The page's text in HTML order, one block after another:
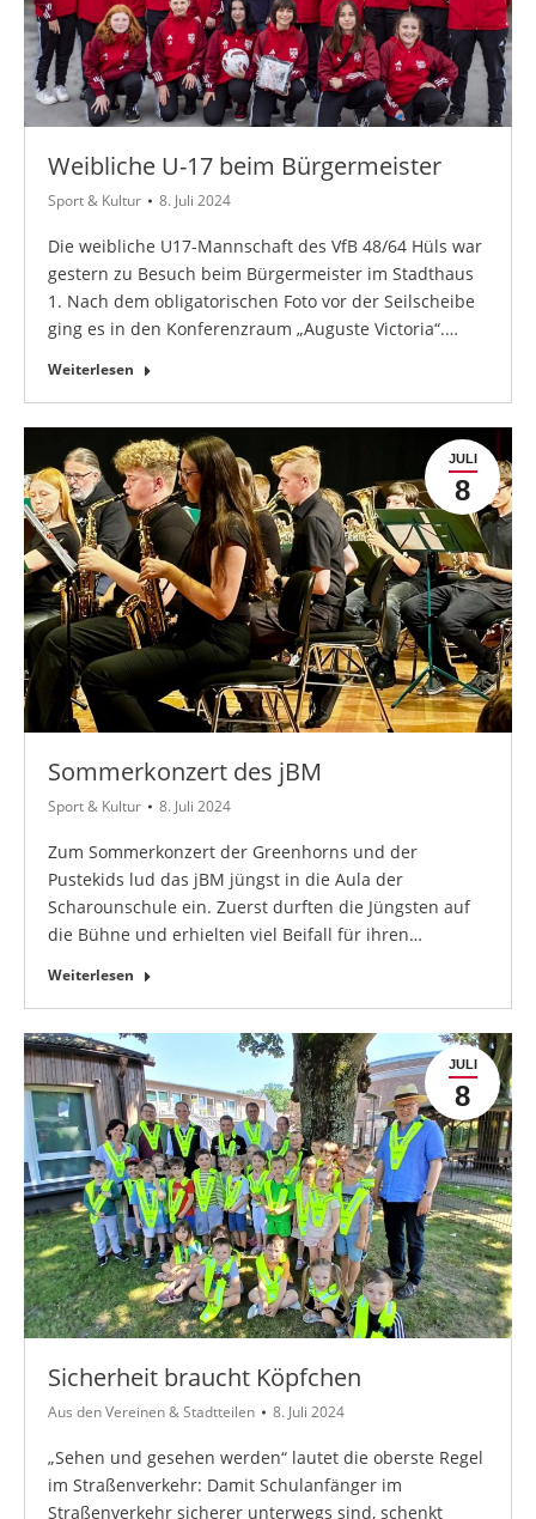
Weibliche U-17 beim Bürgermeister
Sport & Kultur 8. Juli 2024
Die weibliche U17-Mannschaft des VfB 48/64 Hüls war
gestern zu Besuch beim Bürgermeister im Stadthaus
1. Nach dem obligatorischen Foto vor der Seilscheibe
ging es in den Konferenzraum „Auguste Victoria“.…
Weiterlesen
JULI
8
Sommerkonzert des jBM
Sport & Kultur 8. Juli 2024
Zum Sommerkonzert der Greenhorns und der
Pustekids lud das jBM jüngst in die Aula der
Scharounschule ein. Zuerst durften die Jüngsten auf
die Bühne und erhielten viel Beifall für ihren…
Weiterlesen
JULI
8
Sicherheit braucht Köpfchen
Aus den Vereinen & Stadtteilen 8. Juli 2024
„Sehen und gesehen werden“ lautet die oberste Regel
im Straßenverkehr: Damit Schulanfänger im
Straßenverkehr sicherer unterwegs sind, schenkt